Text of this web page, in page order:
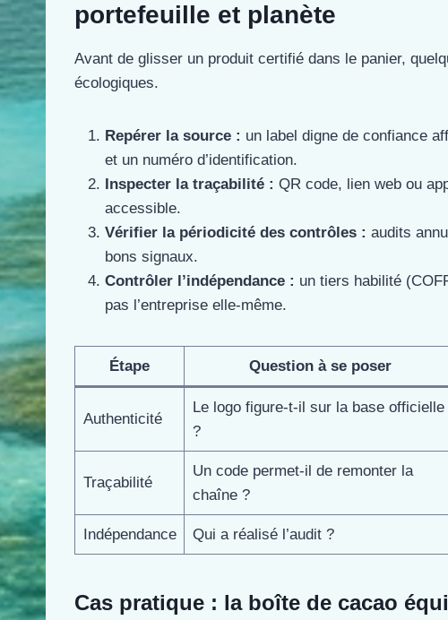
portefeuille et planète
Avant de glisser un produit certifié dans le panier,
écologiques.
Repérer la source : un label digne de confiance
et un numéro d’identification.
Inspecter la traçabilité : QR code, lien web ou
accessible.
Vérifier la périodicité des contrôles : audits
bons signaux.
Contrôler l’indépendance : un tiers habilité
pas l’entreprise elle-même.
Étape Question à se poser
Authenticité
Le logo figure-t-il sur la base officielle
?
Traçabilité
Un code permet-il de remonter la
chaîne ?
Indépendance Qui a réalisé l’audit ?
Cas pratique : la boîte de cacao